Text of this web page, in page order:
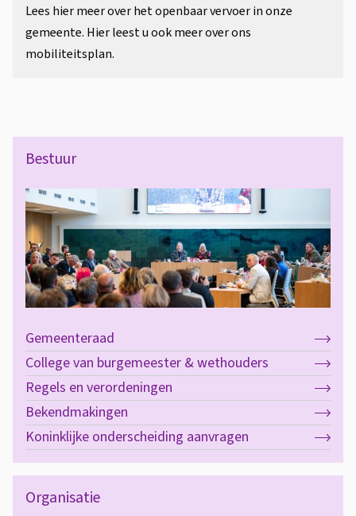
Lees hier meer over het openbaar vervoer in onze
gemeente. Hier leest u ook meer over ons
mobiliteitsplan.
Bestuur
Gemeenteraad
College van burgemeester & wethouders
Regels en verordeningen
Bekendmakingen
Koninklijke onderscheiding aanvragen
Organisatie